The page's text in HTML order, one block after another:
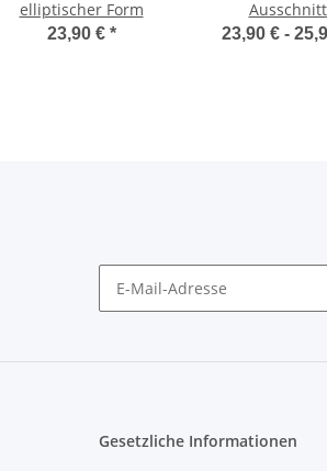
elliptischer Form
23,90 € * 23,90 € -
Gesetzliche Informationen